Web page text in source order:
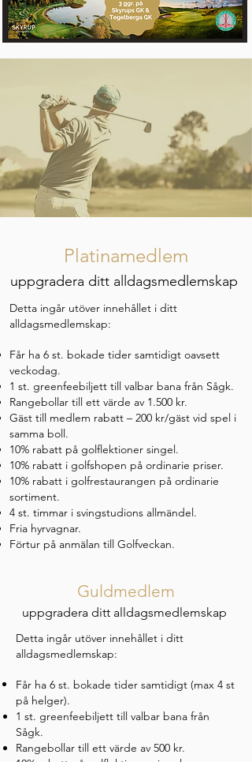
Platinamedlem
uppgradera ditt alldagsmedlemskap
Detta ingår utöver innehållet i ditt
alldagsmedlemskap:
Får ha 6 st. bokade tider samtidigt​ oavsett
veckodag.
1 st. greenfeebiljett till valbar bana från Sågk.
Rangebollar till ett värde av 1.500 kr.
Gäst till medlem rabatt – 200 kr/gäst vid spel i
samma boll.
10% rabatt på golflektioner singel.
10% rabatt i golfshopen på ordinarie priser.
10% rabatt i golfrestaurangen på ordinarie
sortiment.
4 st. timmar i svingstudions allmändel.
Fria hyrvagnar.
Förtur på anmälan till Golfveckan.
Guldmedlem
uppgradera ditt alldagsmedlemskap
Detta ingår utöver innehållet i ditt
alldagsmedlemskap:
Får ha 6 st. bokade tider samtidigt​ (max 4 st
på helger).
1 st. greenfeebiljett till valbar bana från
Sågk.
Rangebollar till ett värde av 500 kr.